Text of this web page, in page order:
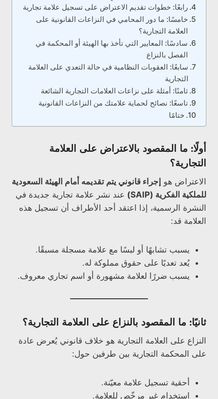
رابعًا: خطوات تقديم الاعتراض على تسجيل علامة تجارية
خامسًا: ما دور المحامي في النزاعات القانونية على
العلامة التجارية؟
سادسًا: المعايير التي تأخذ بها الهيئة أو المحكمة في
الفصل بالنزاع
سابعًا: العقوبات النظامية في حالة التعدي على العلامة
التجارية
ثامنًا: أمثلة على نزاعات العلامات التجارية الشائعة
تاسعًا: نصائح لحماية علامتك من النزاعات القانونية
ختامًا
أولًا: ما المقصود بالاعتراض على العلامة
التجارية؟
الاعتراض هو إجراء قانوني يتم تقديمه أمام الهيئة السعودية
للملكية الفكرية (SAIP)
عند نشر علامة تجارية جديدة في
النشرة الرسمية، إذا اعتقد أحد الأطراف أن تسجيل هذه
العلامة قد:
يسبب تشابهًا أو لبسًا مع علامة مسجلة مسبقًا.
يُعد تعديًا على حقوق مملوكة له.
يسبب ضررًا لعلامة مشهورة أو اسم تجاري معروف.
ثانيًا: ما المقصود بالنزاع على العلامة التجارية؟
النزاع على العلامة التجارية هو خلاف قانوني يُعرض عادة
على المحكمة التجارية بين طرفين حول:
أحقية تسجيل علامة معيّنة.
استخدام غير مرخّص للعلامة.